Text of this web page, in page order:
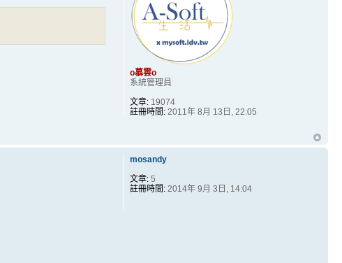
o慕雲o
系統管理員
文章:19074
註冊時間:2011年 8月 13日, 22:05
mosandy
文章:5
註冊時間:2014年 9月 3日, 14:04